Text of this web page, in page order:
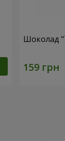
Шоколад